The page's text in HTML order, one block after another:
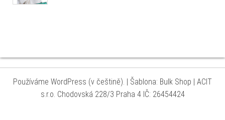
Používáme WordPress (v češtině). | Šablona: Bulk Shop | ACIT
s.r.o. Chodovská 228/3 Praha 4 IČ: 26454424